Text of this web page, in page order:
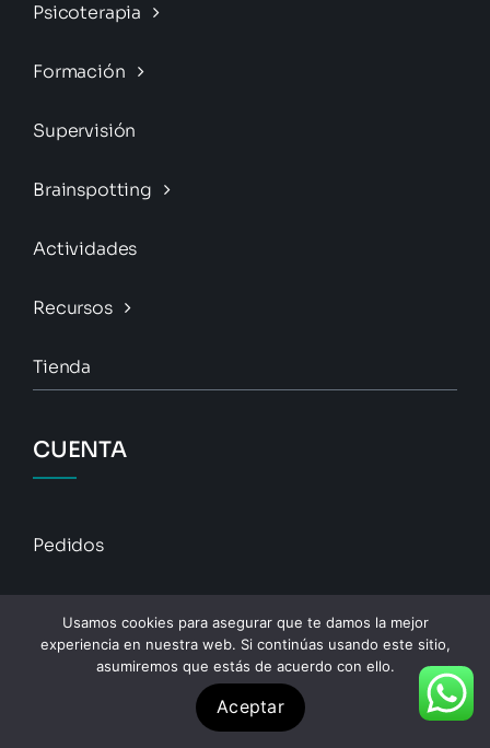
Psicoterapia
Formación
Supervisión
Brainspotting
Actividades
Recursos
Tienda
CUENTA
Pedidos
Direcciones
Detalles De La Cuenta
Usamos cookies para asegurar que te damos la mejor
experiencia en nuestra web. Si continúas usando este sitio,
asumiremos que estás de acuerdo con ello.
Aceptar